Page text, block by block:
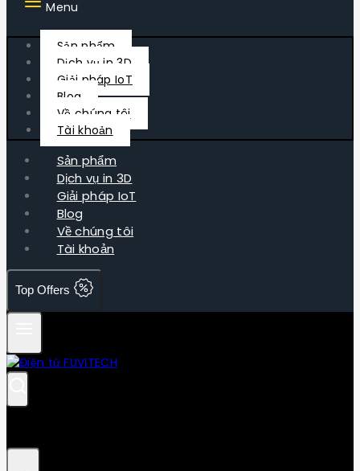
Menu
Sản phẩm
Dịch vụ in 3D
Giải pháp IoT
Blog
Về chúng tôi
Tài khoản
Sản phẩm
Dịch vụ in 3D
Giải pháp IoT
Blog
Về chúng tôi
Tài khoản
Top Offers